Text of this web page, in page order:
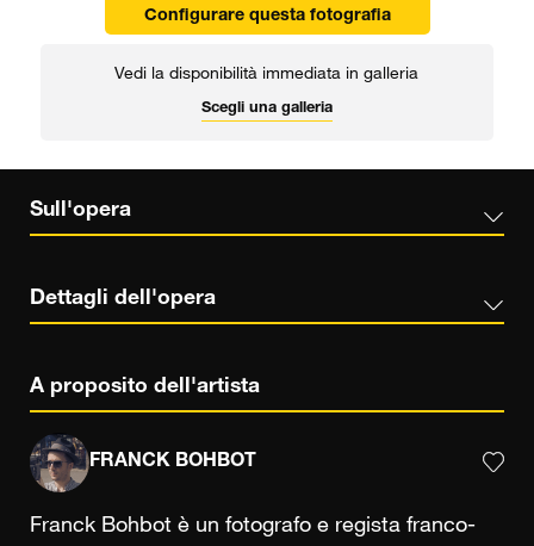
Configurare questa fotografia
Vedi la disponibilità immediata in galleria
Scegli una galleria
Sull'opera
Dettagli dell'opera
A proposito dell'artista
FRANCK BOHBOT
Franck Bohbot è un fotografo e regista franco-